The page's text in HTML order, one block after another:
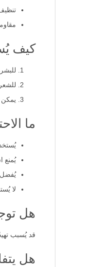
كيف
للشعر:
يمكن
ما
يُمنع
يُفضل
لا
هل
قد يُسبب
هل